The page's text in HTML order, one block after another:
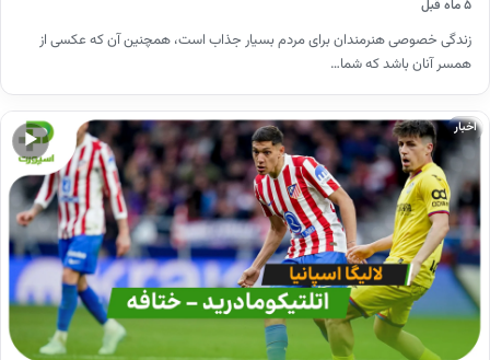
۵ ماه قبل
زندگی خصوصی هنرمندان برای مردم بسیار جذاب است، همچنین آن که عکسی از
همسر آنان باشد که شما…
▶
اخبار